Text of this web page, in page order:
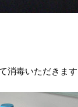
消毒いただきま